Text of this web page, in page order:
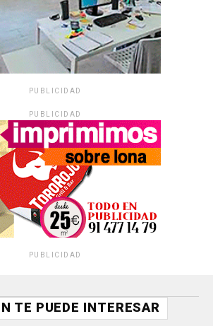
PUBLICIDAD
PUBLICIDAD
PUBLICIDAD
TE PUEDE INTERESAR